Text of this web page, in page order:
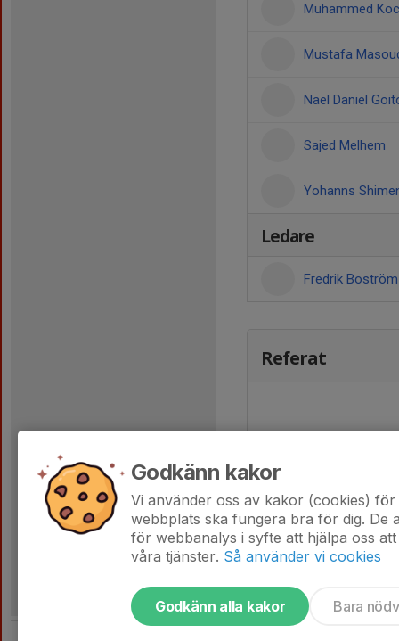
Muhammed
Mustafa
Nael Daniel
Sajed Melhem
Yohanns
Ledare
Fredrik Boström
Referat
Godkänn kakor
Vi använder oss av kakor (cookies)
webbplats ska fungera bra för dig. De
för webbanalys i syfte att hjälpa oss
våra tjänster. Så använder vi cookies
Godkänn alla kakor Bara